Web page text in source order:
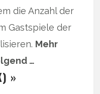
die Anzahl der
Gastspiele der
Mehr
…
»